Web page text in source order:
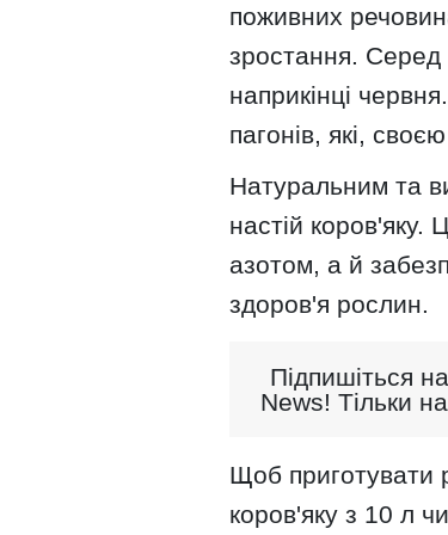
поживних
зростання. Серед
наприкінці
пагонів, які,
Натуральним та
настій коров'яку.
азотом, а й
здоров'я рослин.
Підпишіться
News! Тільки
Щоб приготувати
коров'яку з 10 л